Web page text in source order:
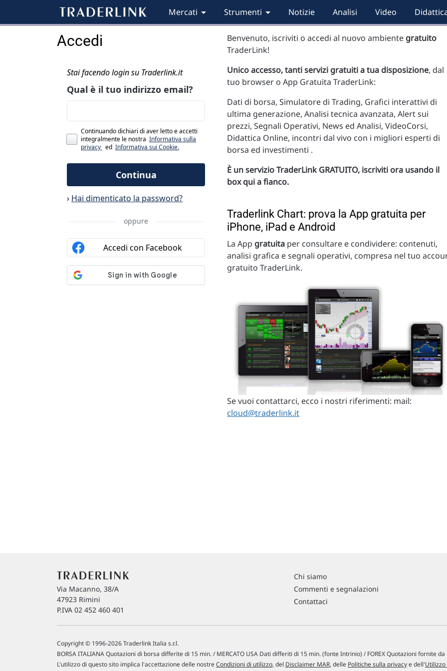
Mercati Strumenti Notizie Analisi Video
Accedi Benvenuto, iscriviti o accedi al nuovo ambiente gratuito
TraderLink!
Unico accesso, tanti servizi gratuiti a tua disposizione, dal
tuo browser o App Gratuita TraderLink:
Dati di borsa, Simulatore di Trading, Grafici interattivi di
ultima generazione, Analisi tecnica avanzata, Alert sui
prezzi, Segnali Operativi, News ed Analisi, VideoCorsi,
Didattica Online, incontri dal vivo con i migliori esperti di
borsa ed investimenti .
È un servizio TraderLink GRATUITO, iscriviti ora usando il
box qui a fianco.
Traderlink Chart: prova la App gratuita per
iPhone, iPad e Android
La App gratuita per consultare e condividere: contenuti,
analisi grafica e segnali operativi, compresa nel tuo
gratuito TraderLink.
Se vuoi contattarci, ecco i nostri riferimenti: mail:
cloud@traderlink.it
Via Macanno, 38/A
47923 Rimini
P.IVA 02 452 460 401
Chi siamo
Commenti e segnalazioni
Contattaci
Copyright © 1996-2026 Traderlink Italia s.r.l.
BORSA ITALIANA Quotazioni di borsa differite di 15 min. / MERCATO USA Dati differiti di 15 min. (fonte Intrinio) / FOREX Quotazioni fornite da
L'utilizzo di questo sito implica l'accettazione delle nostreCondizioni di utilizzo, del Disclaimer MAR, delle Politiche sulla privacye dell'